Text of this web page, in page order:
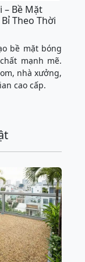
– Bề Mặt
Theo Thời
bề mặt bóng
mạnh mẽ.
nhà xưởng,
cao cấp.